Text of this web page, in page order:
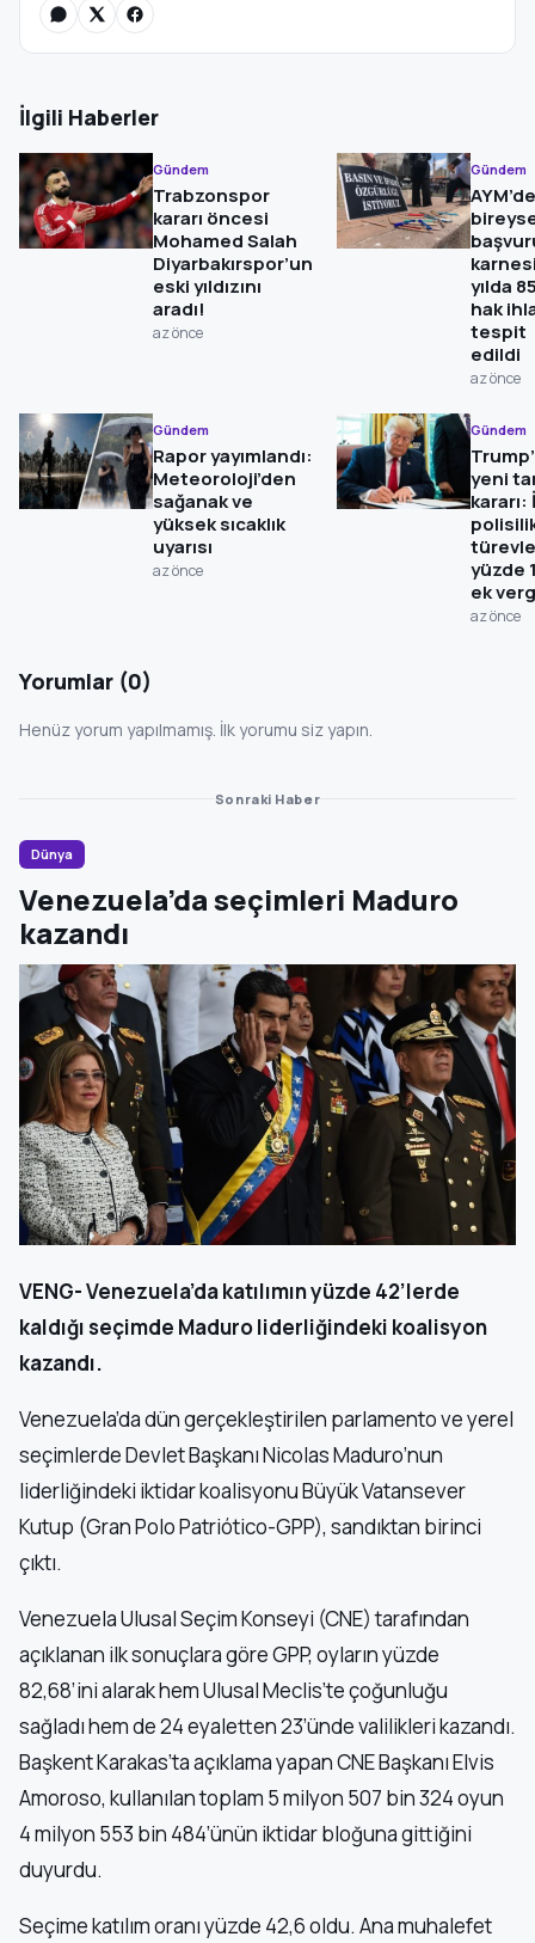
İlgili Haberler
Gündem
Trabzonspor
kararı öncesi
Mohamed Salah
Diyarbakırspor’un
eski yıldızını
aradı!
az önce
Gündem
yılda
hak
tespit
edildi
az önce
Gündem
Rapor yayımlandı:
Meteoroloji’den
sağanak ve
yüksek sıcaklık
uyarısı
az önce
Gündem
yeni
yüzde
ek
az önce
Yorumlar (0)
Henüz yorum yapılmamış. İlk yorumu siz yapın.
Sonraki Haber
Dünya
Venezuela’da seçimleri Maduro
kazandı
VENG- Venezuela’da katılımın yüzde 42’lerde
kaldığı seçimde Maduro liderliğindeki koalisyon
kazandı.
Venezuela’da dün gerçekleştirilen parlamento ve yerel
seçimlerde Devlet Başkanı Nicolas Maduro’nun
liderliğindeki iktidar koalisyonu Büyük Vatansever
Kutup (Gran Polo Patriótico-GPP), sandıktan birinci
çıktı.
Venezuela Ulusal Seçim Konseyi (CNE) tarafından
açıklanan ilk sonuçlara göre GPP, oyların yüzde
82,68’ini alarak hem Ulusal Meclis’te çoğunluğu
sağladı hem de 24 eyaletten 23’ünde valilikleri kazandı.
Başkent Karakas’ta açıklama yapan CNE Başkanı Elvis
Amoroso, kullanılan toplam 5 milyon 507 bin 324 oyun
4 milyon 553 bin 484’ünün iktidar bloğuna gittiğini
duyurdu.
Seçime katılım oranı yüzde 42,6 oldu. Ana muhalefet